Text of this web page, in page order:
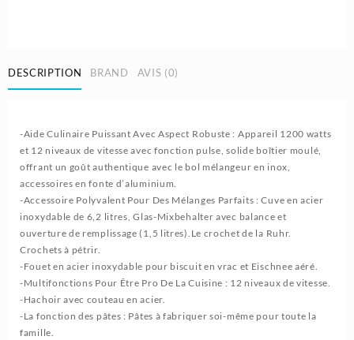
DESCRIPTION BRAND AVIS (0)
-Aide Culinaire Puissant Avec Aspect Robuste : Appareil 1200 watts
et 12 niveaux de vitesse avec fonction pulse, solide boîtier moulé,
offrant un goût authentique avec le bol mélangeur en inox,
accessoires en fonte d’aluminium.
-Accessoire Polyvalent Pour Des Mélanges Parfaits : Cuve en acier
inoxydable de 6,2 litres, Glas-Mixbehalter avec balance et
ouverture de remplissage (1,5 litres).Le crochet de la Ruhr.
Crochets à pétrir.
-Fouet en acier inoxydable pour biscuit en vrac et Eischnee aéré.
-Multifonctions Pour Être Pro De La Cuisine : 12 niveaux de vitesse.
-Hachoir avec couteau en acier.
-La fonction des pâtes : Pâtes à fabriquer soi-même pour toute la
famille.